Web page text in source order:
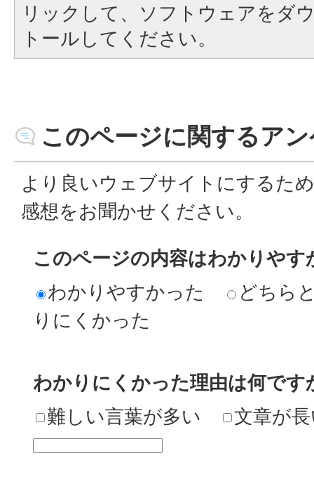
リックして、ソフトウェアをダ
トールしてください。
このページに関するア
より良いウェブサイトにするた
感想をお聞かせください。
このページの内容はわかりやす
わかりやすかった
どちら
りにくかった
わかりにくかった理由は何です
難しい言葉が多い
文章が